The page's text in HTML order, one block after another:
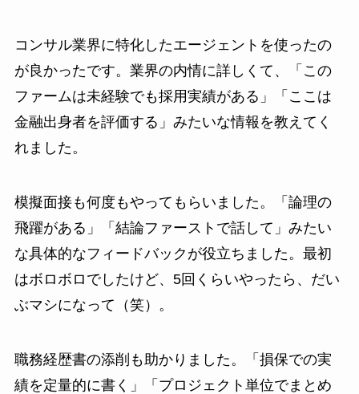
コンサル業界に特化したエージェントを使ったの
が良かったです。業界の内情に詳しくて、「この
ファームは未経験でも採用実績がある」「ここは
金融出身者を評価する」みたいな情報を教えてく
れました。
模擬面接も何度もやってもらいました。「論理の
飛躍がある」「結論ファーストで話して」みたい
な具体的なフィードバックが役立ちました。最初
はボロボロでしたけど、5回くらいやったら、だい
ぶマシになって（笑）。
職務経歴書の添削も助かりました。「損保での実
績を定量的に書く」「プロジェクト単位でまとめ